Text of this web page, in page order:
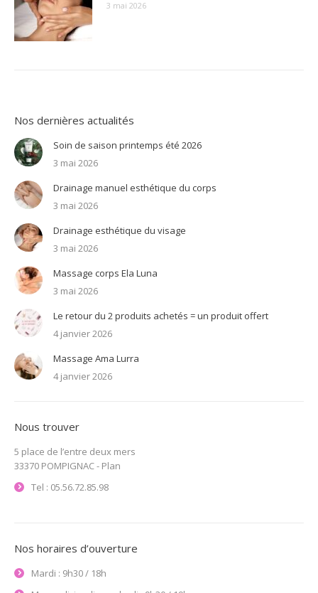
3 mai 2026
Nos dernières actualités
Soin de saison printemps été 2026
3 mai 2026
Drainage manuel esthétique du corps
3 mai 2026
Drainage esthétique du visage
3 mai 2026
Massage corps Ela Luna
3 mai 2026
Le retour du 2 produits achetés = un produit offert
4 janvier 2026
Massage Ama Lurra
4 janvier 2026
Nous trouver
5 place de l’entre deux mers
33370 POMPIGNAC - Plan
Tel : 05.56.72.85.98
Nos horaires d’ouverture
Mardi : 9h30 / 18h